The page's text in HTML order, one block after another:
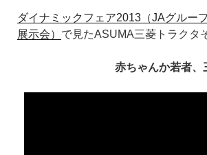
ダイナミックフェア2013（JAグルー
展示会） で見たASUMA三菱トラクタ
赤ちゃんか若者、